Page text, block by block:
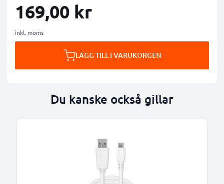
169,00 kr
inkl. moms
LÄGG TILL I VARUKORGEN
Du kanske också gillar